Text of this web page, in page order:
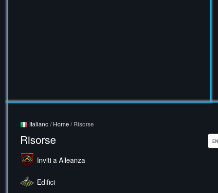
Italiano /Home / Risorse
Risorse
Inviti a Alleanza
Edifici